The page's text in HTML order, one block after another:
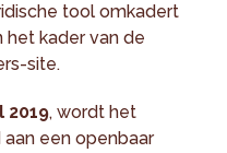
tool omkadert
het kader van de
site.
2019, wordt het
een openbaar